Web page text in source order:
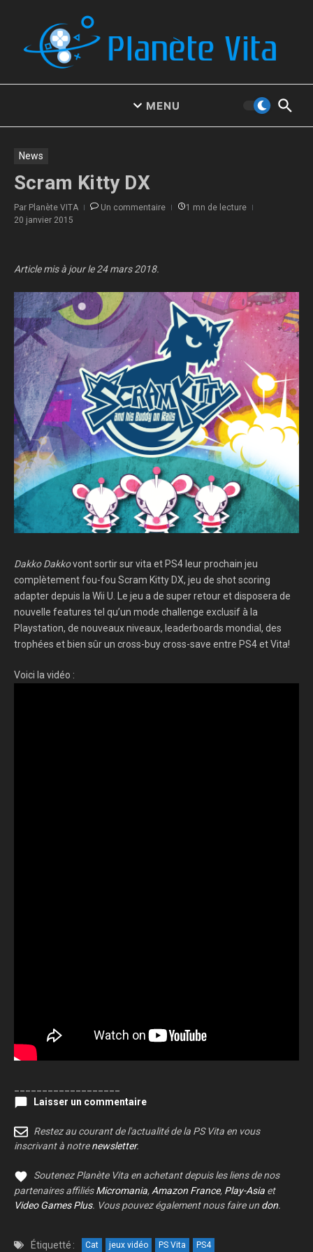
MENU
News
Scram Kitty DX
Par Planète VITA Un commentaire
1 mn de lecture
20 janvier 2015
Article mis à jour le 24 mars 2018.
Dakko Dakkovont sortir sur vita et PS4 leur prochain jeu
complètement fou-fou Scram Kitty DX, jeu de shot scoring
adapter depuis la Wii U. Le jeu a de super retour et disposera de
nouvelle features tel qu’un mode challenge exclusif à la
Playstation, de nouveaux niveaux, leaderboards mondial, des
trophées et bien sûr un cross-buy cross-save entre PS4 et Vita!
Voici la vidéo :
Laisser un commentaire
Restez au courant de l'actualité de la PS Vita en vous
inscrivant à notrenewsletter.
Soutenez Planète Vita en achetant depuis les liens de nos
partenaires affiliésMicromania, Amazon France, Play-Asia et
Video Games Plus. Vous pouvez également nous faire un don.
Étiquetté : Cat jeux vidéo PS Vita PS4